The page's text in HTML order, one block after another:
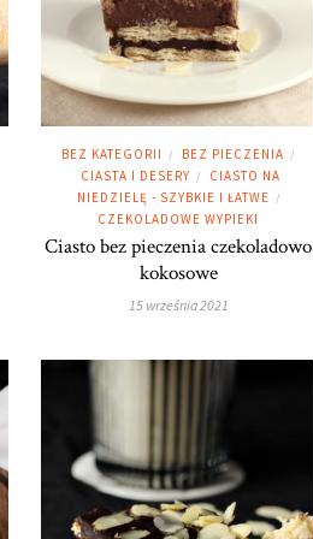
BEZ KATEGORII / BEZ PIECZENIA /
CIASTA I DESERY /
CIASTO NA
NIEDZIELĘ - SZYBKIE I ŁATWE /
CZEKOLADOWE WYPIEKI
Ciasto bez pieczenia czekoladowo
kokosowe
15 września 2021